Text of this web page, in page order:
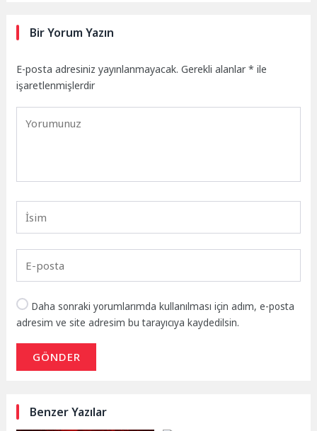
Bir Yorum Yazın
E-posta adresiniz yayınlanmayacak. Gerekli alanlar* ile
işaretlenmişlerdir
Daha sonraki yorumlarımda kullanılması için adım, e-posta
adresim ve site adresim bu tarayıcıya kaydedilsin.
GÖNDER
Benzer Yazılar